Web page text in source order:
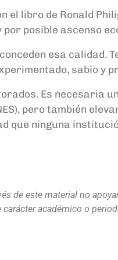
libro de Ronald
posible ascenso
esa calidad.
sabio y
Es necesaria
pero también
que ninguna
de este material no
académico o